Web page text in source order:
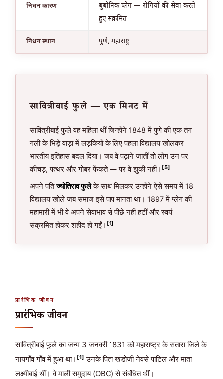
निधन कारण
बुबोनिक प्लेग — रोगियों की सेवा करते
हुए संक्रमित
निधन स्थान पुणे, महाराष्ट्र
सावित्रीबाई फुले — एक मिनट में
सावित्रीबाई फुले वह महिला थीं जिन्होंने 1848 में पुणे की एक तंग
गली के भिड़े वाड़ा में लड़कियों के लिए पहला विद्यालय खोलकर
भारतीय इतिहास बदल दिया। जब वे पढ़ाने जातीं तो लोग उन पर
कीचड़, पत्थर और गोबर फेंकते — पर वे झुकी नहीं। [5]
अपने पतिज्योतिराव फुलेके साथ मिलकर उन्होंने ऐसे समय में 18
विद्यालय खोले जब समाज इसे पाप मानता था। 1897 में प्लेग की
महामारी में भी वे अपने सेवाभाव से पीछे नहीं हटीं और स्वयं
संक्रमित होकर शहीद हो गईं। [1]
प्रारंभिक जीवन
प्रारंभिक जीवन
सावित्रीबाई फुले का जन्म 3 जनवरी 1831 को महाराष्ट्र के सतारा जिले के
नायगाँव गाँव में हुआ था। [1] उनके पिता खंडोजी नेवसे पाटिल और माता
लक्ष्मीबाई थीं। वे माली समुदाय (OBC) से संबंधित थीं।